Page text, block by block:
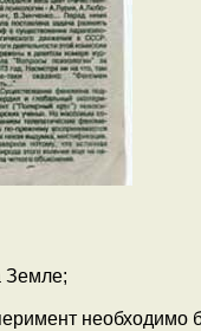
Земле;
необходимо